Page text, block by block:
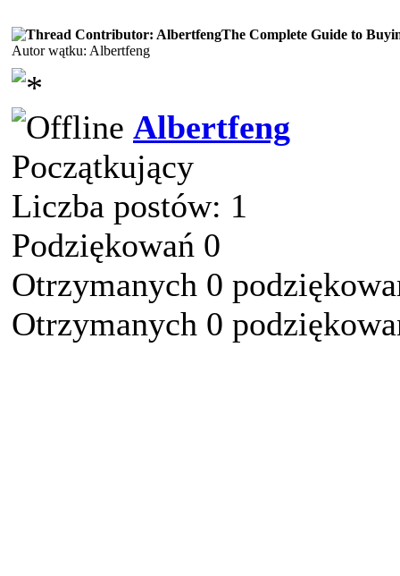
The Complete Guide to
Autor wątku: Albertfeng
Albertfeng
Początkujący
Liczba postów: 1
Podziękowań 0
Otrzymanych 0
Otrzymanych 0